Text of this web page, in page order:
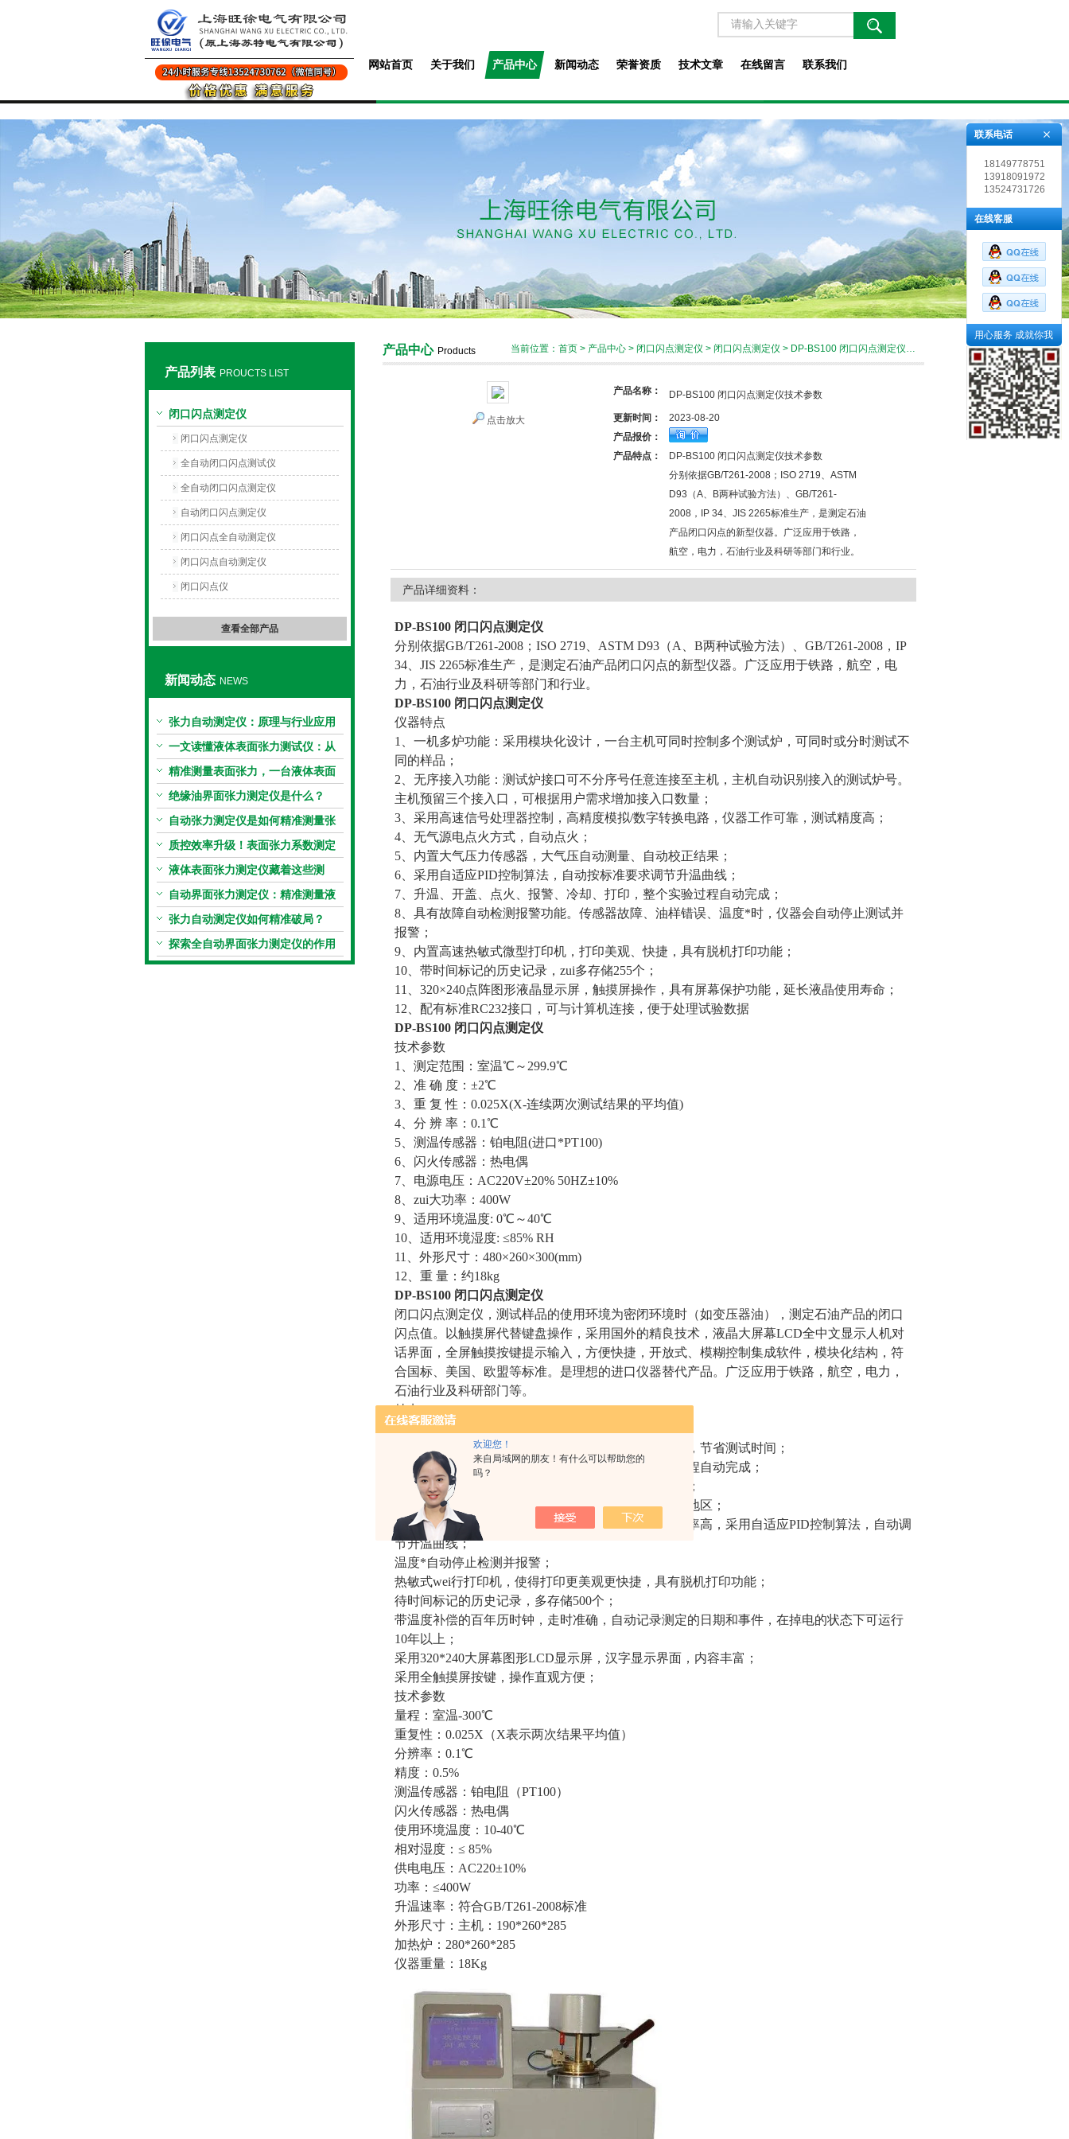
欢迎您！
来自局域网的朋友！有什么可以帮助您的
吗？
网站首页 关于我们 产品中心 新闻动态 荣誉资质 技术文章 在线留言 联系我们
产品列表 PROUCTS LIST
闭口闪点测定仪
闭口闪点测定仪
全自动闭口闪点测试仪
全自动闭口闪点测定仪
自动闭口闪点测定仪
闭口闪点全自动测定仪
闭口闪点自动测定仪
闭口闪点仪
查看全部产品
新闻动态 NEWS
张力自动测定仪：原理与行业应用
解析
一文读懂液体表面张力测试仪：从
原理到应用全掌握
精准测量表面张力，一台液体表面
张力系数测量仪就够了
绝缘油界面张力测定仪是什么？
自动张力测定仪是如何精准测量张
力的？
质控效率升级！表面张力系数测定
仪真香警告
液体表面张力测定仪藏着这些测
定“小窍门”
自动界面张力测定仪：精准测量液
体界面张力的关键设备
张力自动测定仪如何精准破局？
探索全自动界面张力测定仪的作用
产品中心 Products 当前位置： 首页 > 产品中心 > 闭口闪点测定仪 > 闭口闪点测定仪 > DP-BS100 闭口闪点测定仪技术参数
点击放大
产品名称： DP-BS100 闭口闪点测定仪技术参数
更新时间：
2023-08-20
产品报价：
产品特点：
DP-BS100 闭口闪点测定仪技术参数
分别依据GB/T261-2008；ISO 2719、ASTM
D93（A、B两种试验方法）、GB/T261-
2008，IP 34、JIS 2265标准生产，是测定石油
产品闭口闪点的新型仪器。广泛应用于铁路，
航空，电力，石油行业及科研等部门和行业。
产品详细资料：
DP-BS100 闭口闪点测定仪
分别依据GB/T261-2008；ISO 2719、ASTM D93（A、B两种试验方法）、GB/T261-2008，IP
34、JIS 2265标准生产，是测定石油产品闭口闪点的新型仪器。广泛应用于铁路，航空，电
力，石油行业及科研等部门和行业。
DP-BS100 闭口闪点测定仪
仪器特点
1、一机多炉功能：采用模块化设计，一台主机可同时控制多个测试炉，可同时或分时测试不
同的样品；
2、无序接入功能：测试炉接口可不分序号任意连接至主机，主机自动识别接入的测试炉号。
主机预留三个接入口，可根据用户需求增加接入口数量；
3、采用高速信号处理器控制，高精度模拟/数字转换电路，仪器工作可靠，测试精度高；
4、无气源电点火方式，自动点火；
5、内置大气压力传感器，大气压自动测量、自动校正结果；
6、采用自适应PID控制算法，自动按标准要求调节升温曲线；
7、升温、开盖、点火、报警、冷却、打印，整个实验过程自动完成；
8、具有故障自动检测报警功能。传感器故障、油样错误、温度*时，仪器会自动停止测试并
报警；
9、内置高速热敏式微型打印机，打印美观、快捷，具有脱机打印功能；
10、带时间标记的历史记录，zui多存储255个；
11、320×240点阵图形液晶显示屏，触摸屏操作，具有屏幕保护功能，延长液晶使用寿命；
12、配有标准RC232接口，可与计算机连接，便于处理试验数据
DP-BS100 闭口闪点测定仪
技术参数
1、测定范围：室温℃～299.9℃
2、准 确 度：±2℃
3、重 复 性：0.025X(X-连续两次测试结果的平均值)
4、分 辨 率：0.1℃
5、测温传感器：铂电阻(进口*PT100)
6、闪火传感器：热电偶
7、电源电压：AC220V±20% 50HZ±10%
8、zui大功率：400W
9、适用环境温度: 0℃～40℃
10、适用环境湿度: ≤85% RH
11、外形尺寸：480×260×300(mm)
12、重 量：约18kg
DP-BS100 闭口闪点测定仪
闭口闪点测定仪，测试样品的使用环境为密闭环境时（如变压器油），测定石油产品的闭口
闪点值。以触摸屏代替键盘操作，采用国外的精良技术，液晶大屏幕LCD全中文显示人机对
话界面，全屏触摸按键提示输入，方便快捷，开放式、模糊控制集成软件，模块化结构，符
合国标、美国、欧盟等标准。是理想的进口仪器替代产品。广泛应用于铁路，航空，电力，
石油行业及科研部门等。
特点
采用新型高速数字信号处理器，工作可靠精度高；
一台主机可同时控制多台测试炉进行多个样品的测试，节省测试时间；
检测、开盖、点火、报警、冷却、打印，整个实验过程自动完成；
气电两用点火方式，即铂合金电热丝、燃气点火方式；
大气压自动检测，自动修正测试结果，可用于高海拔地区；
采用新研制的大功率高频开关电源加热技术，加热效率高，采用自适应PID控制算法，自动调
节升温曲线；
温度*自动停止检测并报警；
热敏式wei行打印机，使得打印更美观更快捷，具有脱机打印功能；
待时间标记的历史记录，多存储500个；
带温度补偿的百年历时钟，走时准确，自动记录测定的日期和事件，在掉电的状态下可运行
10年以上；
采用320*240大屏幕图形LCD显示屏，汉字显示界面，内容丰富；
采用全触摸屏按键，操作直观方便；
技术参数
量程：室温-300℃
重复性：0.025X（X表示两次结果平均值）
分辨率：0.1℃
精度：0.5%
测温传感器：铂电阻（PT100）
闪火传感器：热电偶
使用环境温度：10-40℃
相对湿度：≤ 85%
供电电压：AC220±10%
功率：≤400W
升温速率：符合GB/T261-2008标准
外形尺寸：主机：190*260*285
加热炉：280*260*285
仪器重量：18Kg
联系电话
18149778751
13918091972
13524731726
在线客服
用心服务 成就你我